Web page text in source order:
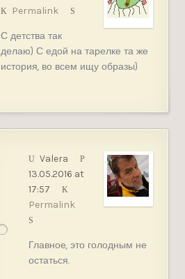
Permalink
С детства так
делаю) С едой на тарелке та же
история, во всем ищу образы)
Valera
13.05.2016 at
17:57
Permalink
Главное, это голодным не
остаться.